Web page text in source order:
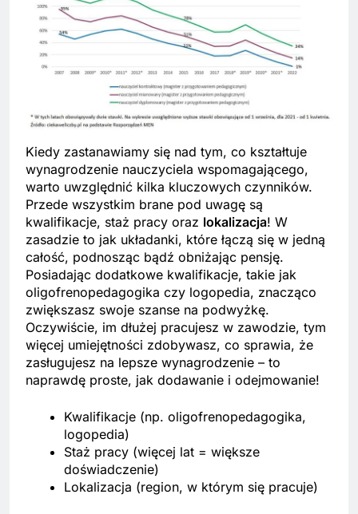
Kiedy zastanawiamy się nad tym, co kształtuje
wynagrodzenie nauczyciela wspomagającego,
warto uwzględnić kilka kluczowych czynników.
Przede wszystkim brane pod uwagę są
kwalifikacje, staż pracy oraz lokalizacja! W
zasadzie to jak układanki, które łączą się w jedną
całość, podnosząc bądź obniżając pensję.
Posiadając dodatkowe kwalifikacje, takie jak
oligofrenopedagogika czy logopedia, znacząco
zwiększasz swoje szanse na podwyżkę.
Oczywiście, im dłużej pracujesz w zawodzie, tym
więcej umiejętności zdobywasz, co sprawia, że
zasługujesz na lepsze wynagrodzenie – to
naprawdę proste, jak dodawanie i odejmowanie!
Kwalifikacje (np. oligofrenopedagogika,
logopedia)
Staż pracy (więcej lat = większe
doświadczenie)
Lokalizacja (region, w którym się pracuje)